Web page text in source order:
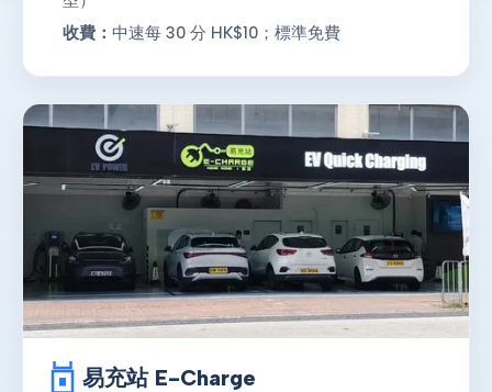
收費： 中速每 30 分 HK$10；標準免費
易充站 E-Charge